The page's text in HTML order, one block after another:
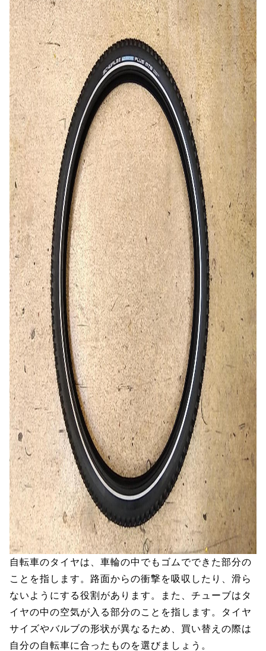
自転車のタイヤは、車輪の中でもゴムでできた部分の
ことを指します。路面からの衝撃を吸収したり、滑ら
ないようにする役割があります。また、チューブはタ
イヤの中の空気が入る部分のことを指します。タイヤ
サイズやバルブの形状が異なるため、買い替えの際は
自分の自転車に合ったものを選びましょう。